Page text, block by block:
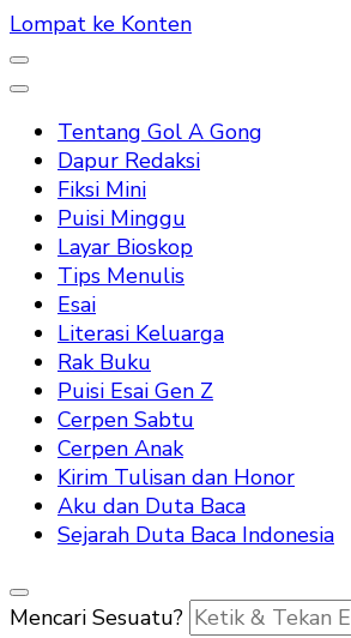
Lompat ke Konten
Tentang Gol A Gong
Dapur Redaksi
Fiksi Mini
Puisi Minggu
Layar Bioskop
Tips Menulis
Esai
Literasi Keluarga
Rak Buku
Puisi Esai Gen Z
Cerpen Sabtu
Cerpen Anak
Kirim Tulisan dan Honor
Aku dan Duta Baca
Sejarah Duta Baca Indonesia
Mencari Sesuatu?